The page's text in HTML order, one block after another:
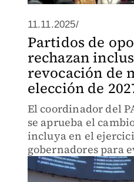
11.11.2025/
Partidos de
rechazan
revocación de
elección de
El coordinador del
se aprueba el
incluya en el
gobernadores para
desempeño; por su
se contaminaría el